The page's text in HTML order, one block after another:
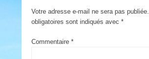
Votre adresse e-mail ne sera pas publiée.
obligatoires sont indiqués avec *
Commentaire *